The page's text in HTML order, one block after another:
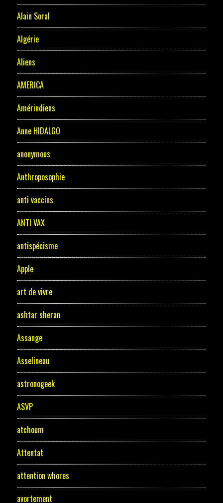
Alain Soral
Algérie
Aliens
AMERICA
Amérindiens
Anne HIDALGO
anonymous
Anthroposophie
anti vaccins
ANTI VAX
antispécisme
Apple
art de vivre
ashtar sheran
Assange
Asselineau
astronogeek
ASVP
atchoum
Attentat
attention whores
avortement